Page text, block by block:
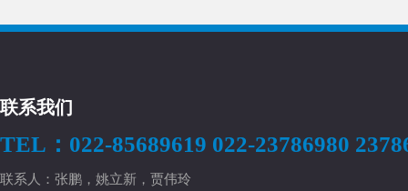
联系我们
TEL：022-85689619 022-23786980
联系人：张鹏，姚立新，贾伟玲